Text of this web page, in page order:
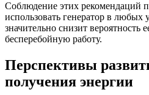
Соблюдение этих рекомендаций
использовать генератор в любых
значительно снизит вероятность
бесперебойную работу.
Перспективы
получения энергии